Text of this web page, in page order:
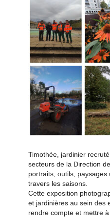
Timothée, jardinier
secteurs de la Direction
portraits, outils, paysages
travers les saisons.
Cette exposition
et jardinières au sein des
rendre compte et mettre